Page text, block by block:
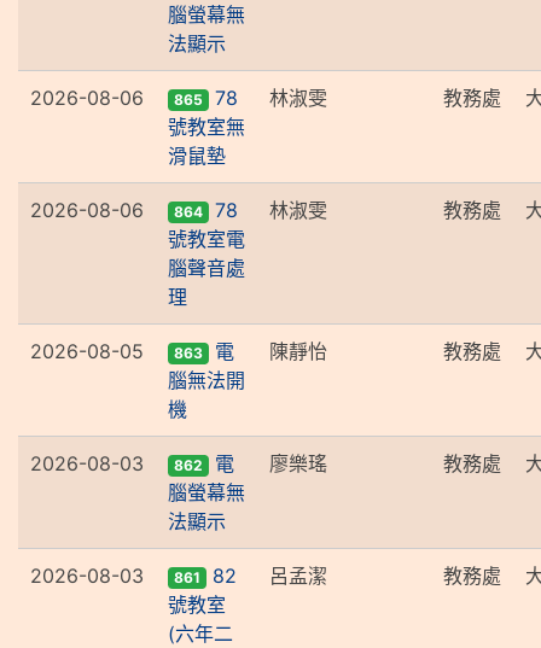
腦螢幕無
法顯示
2026-08-06 865
78
號教室無
滑鼠墊
林淑雯 教務處
2026-08-06 864
78
號教室電
腦聲音處
理
林淑雯 教務處
2026-08-05 863
電
腦無法開
機
陳靜怡 教務處
2026-08-03 862
電
腦螢幕無
法顯示
廖樂瑤 教務處
2026-08-03 861
82
號教室
(六年二
呂孟潔 教務處